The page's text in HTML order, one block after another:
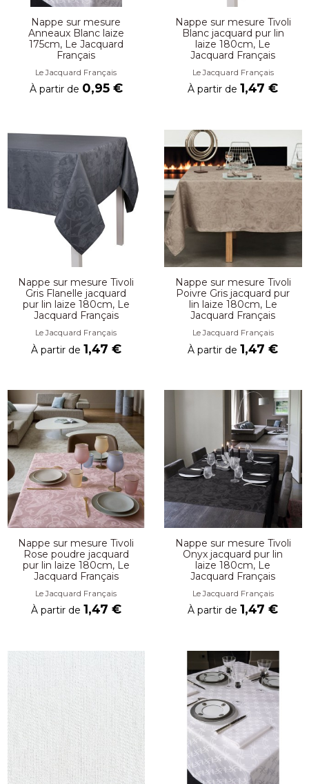
Nappe sur mesure
Anneaux Blanc laize
175cm, Le Jacquard
Français
Le Jacquard Français
À partir de 0,95 €
Nappe sur mesure Tivoli
Blanc jacquard pur lin
laize 180cm, Le
Jacquard Français
Le Jacquard Français
À partir de1,47 €
Nappe sur mesure Tivoli
Gris Flanelle jacquard
pur lin laize 180cm, Le
Jacquard Français
Le Jacquard Français
À partir de 1,47 €
Nappe sur mesure Tivoli
Poivre Gris jacquard pur
lin laize 180cm, Le
Jacquard Français
Le Jacquard Français
À partir de1,47 €
Nappe sur mesure Tivoli
Rose poudre jacquard
pur lin laize 180cm, Le
Jacquard Français
Le Jacquard Français
À partir de 1,47 €
Nappe sur mesure Tivoli
Onyx jacquard pur lin
laize 180cm, Le
Jacquard Français
Le Jacquard Français
À partir de1,47 €